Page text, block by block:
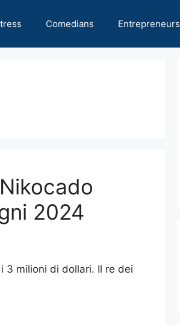
Comedians Entrepreneurs
2024
3 milioni di dollari. Il re dei